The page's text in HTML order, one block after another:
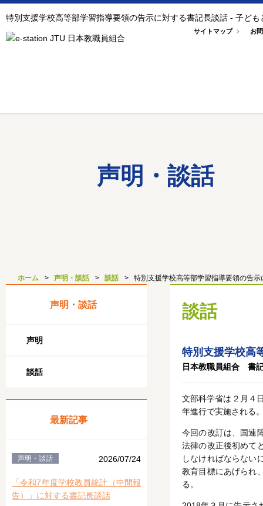
特別支援学校高等部学習指導要領の告示に対する書記長談話 - 子
サイトマップ お
声明・談話
ホーム 声明・談話 談話 特別支援学校高等部学習指導要領の告
談話
特別支援学校高
日本教職員組合 書
文部科学省は２月４
年進行で実施される
今回の改訂は、国連
法律の改正後初めて
しなければならない
教育目標にあげられ
る。
声明・談話
声明
談話
最新記事
声明・談話 2026/07/24
「令和7年度学校教員統計（中間報
告）」に対する書記長談話